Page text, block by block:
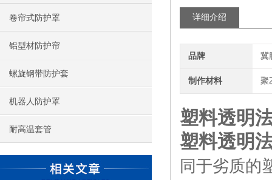
卷帘式防护罩
铝型材防护帘
螺旋钢带防护套
机器人防护罩
耐高温套管
详细介绍
品牌 冀
制作材料 聚
塑料透明
塑料透明
同于劣质的